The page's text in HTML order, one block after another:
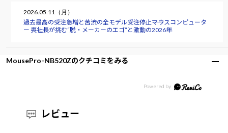
2026.05.11（月）
過去最高の受注急増と苦渋の全モデル受注停止――マウスコンピュータ
ー 軣社長が挑む“脱・メーカーのエゴ”と激動の2026年
MousePro-NB520Zのクチコミをみる
レビュー